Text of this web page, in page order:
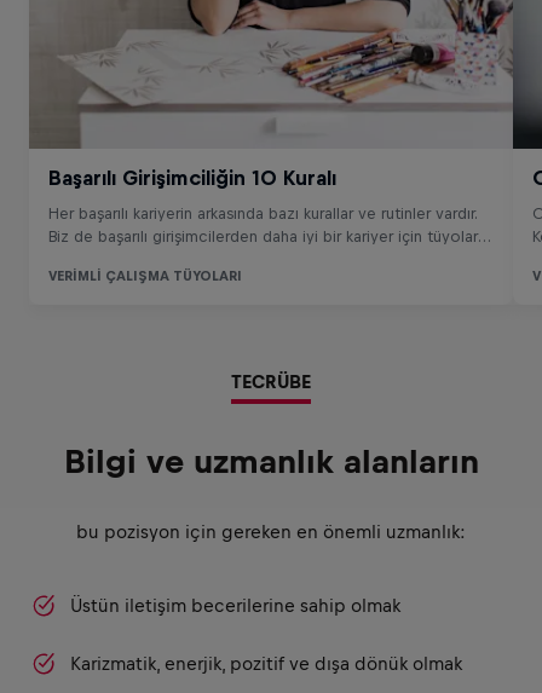
TECRÜBE
Bilgi ve uzmanlık alanların
bu pozisyon için gereken en önemli uzmanlık:
Üstün iletişim becerilerine sahip olmak
Karizmatik, enerjik, pozitif ve dışa dönük olmak